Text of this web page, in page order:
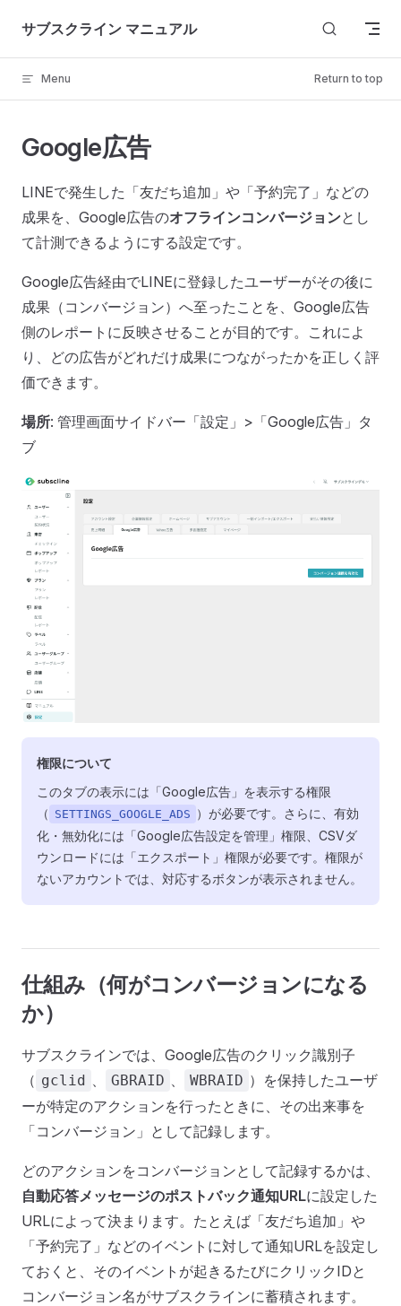
Skip to content
サブスクライン マニュアル
Menu Return to top
Google広告
LINEで発生した「友だち追加」や「予約完了」などの
成果を、Google広告のオフラインコンバージョンとし
て計測できるようにする設定です。
Google広告経由でLINEに登録したユーザーがその後に
成果（コンバージョン）へ至ったことを、Google広告
側のレポートに反映させることが目的です。これによ
り、どの広告がどれだけ成果につながったかを正しく評
価できます。
場所: 管理画面サイドバー「設定」>「Google広告」タ
ブ
権限について
このタブの表示には「Google広告」を表示する権限
（ SETTINGS_GOOGLE_ADS ）が必要です。さらに、有効
化・無効化には「Google広告設定を管理」権限、CSVダ
ウンロードには「エクスポート」権限が必要です。権限が
ないアカウントでは、対応するボタンが表示されません。
仕組み（何がコンバージョンになる
か）
サブスクラインでは、Google広告のクリック識別子
（ gclid GBRAID WBRAID ）を保持したユーザ
ーが特定のアクションを行ったときに、その出来事を
「コンバージョン」として記録します。
どのアクションをコンバージョンとして記録するかは、
自動応答メッセージのポストバック通知URLに設定した
URLによって決まります。たとえば「友だち追加」や
「予約完了」などのイベントに対して通知URLを設定し
ておくと、そのイベントが起きるたびにクリックIDと
コンバージョン名がサブスクラインに蓄積されます。